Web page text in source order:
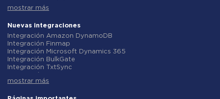
Integración Gmail
Integración ClickUp
Integración Airtable
Integración Google Contacts
Integración OpenAI (ChatGPT)
Integración Instagram
Integración ActiveCampaign
Integración Typeform
Integración Salesforce CRM
Integración Notion
mostrar más
Nuevas integraciones
Integración Amazon DynamoDB
Integración Finmap
Integración Microsoft Dynamics 365
Integración BulkGate
Integración TxtSync
Integración Corezoid
mostrar más